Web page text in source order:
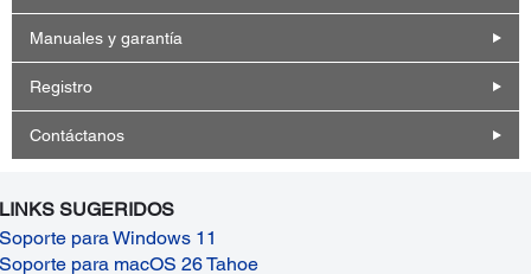
Manuales y garantía
Registro
Contáctanos
LINKS SUGERIDOS
Soporte para Windows 11
Soporte para macOS 26 Tahoe